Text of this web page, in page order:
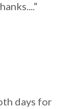
days for